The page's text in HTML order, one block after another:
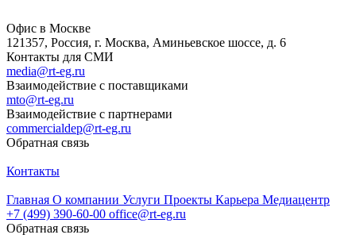
Офис в Москве
121357, Россия, г. Москва, Аминьевское шоссе, д. 6
Контакты для СМИ
media@rt-eg.ru
Взаимодействие с поставщиками
mto@rt-eg.ru
Взаимодействие с партнерами
commercialdep@rt-eg.ru
Обратная связь
Контакты
Главная О компании Услуги Проекты Карьера Медиацентр
+7 (499) 390-60-00 office@rt-eg.ru
Обратная связь